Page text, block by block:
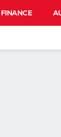
FINANCE